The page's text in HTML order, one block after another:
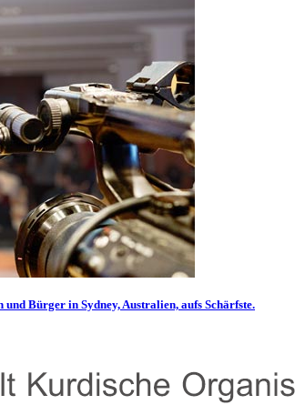
Bürger in Sydney, Australien, aufs Schärfste.